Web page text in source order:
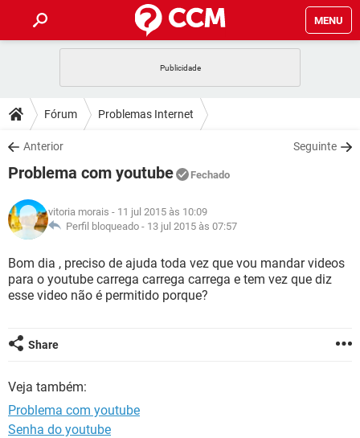
MENU
CELULAR FACEBOOK
OUTLOOK
INSTAGRAM GMAIL
GUIA DE COMPRAS
DICAS
JOGOS WHATSAPP
INSTAGRAM GMAIL
GUIA DE COMPRAS
DOWNLOADS
JOGOS WHATSAPP
CELULAR
OUTLOOK EXCEL
INSTAGRAM
GUIA DE COMPRAS
JOGOS WHATSAPP
CELULAR
OUTLOOK EXCEL
INSTAGRAM GMAIL
GLOSSÁRIO
JOGOS
CELULAR FACEBOOK
INSTAGRAM
Fórum Problemas Internet
Anterior Seguinte
Problema com youtube Fechado
vitoria morais - 11 jul 2015 às 10:09
Perfil bloqueado - 13 jul 2015 às 07:57
Bom dia , preciso de ajuda toda vez que vou mandar videos
para o youtube carrega carrega carrega e tem vez que diz
esse video não é permitido porque?
Share
Veja também:
Problema com youtube
Senha do youtube